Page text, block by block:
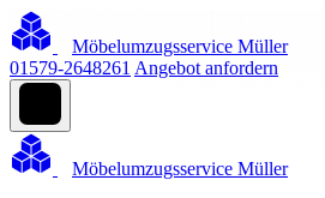
Möbelumzugsservice Müller
01579-2648261 Angebot anfordern
Möbelumzugsservice Müller